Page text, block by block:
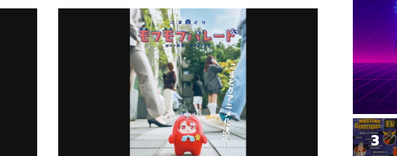
3